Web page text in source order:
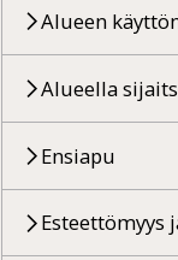
Alueen
Alueella
Ensiapu
Esteettömyys